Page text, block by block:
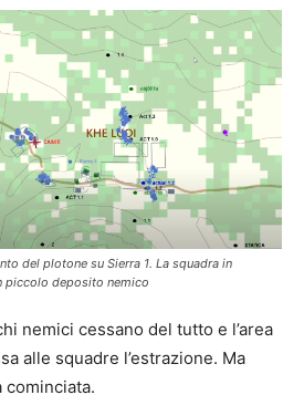
del plotone su Sierra 1. La squadra in
piccolo deposito nemico
nemici cessano del tutto e l’area
alle squadre l’estrazione. Ma
cominciata.